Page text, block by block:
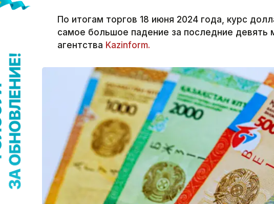
По итогам торгов 18 июня 2024 года, курс
самое большое падение за последние девять
агентства Kazinform.